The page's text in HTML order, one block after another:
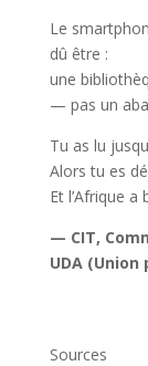
Le
dû être :
une
— pas un
Tu as lu
Alors tu es
Et l’Afrique a
— CIT,
UDA
Sources